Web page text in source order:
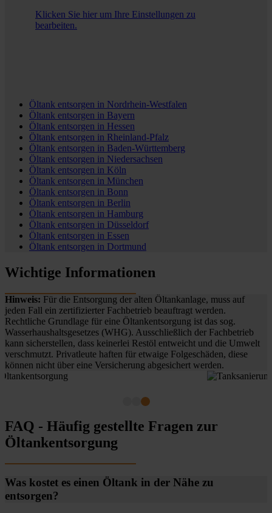
Klicken Sie hier um Ihre Einstellungen zu
bearbeiten.
Öltank entsorgen in Nordrhein-Westfalen
Öltank entsorgen in Bayern
Öltank entsorgen in Hessen
Öltank entsorgen in Rheinland-Pfalz
Öltank entsorgen in Baden-Württemberg
Öltank entsorgen in Niedersachsen
Öltank entsorgen in Köln
Öltank entsorgen in München
Öltank entsorgen in Bonn
Öltank entsorgen in Berlin
Öltank entsorgen in Hamburg
Öltank entsorgen in Düsseldorf
Öltank entsorgen in Essen
Öltank entsorgen in Dortmund
Wichtige Informationen
Hinweis: Für die Entsorgung der alten Öltankanlage, muss auf
jeden Fall ein zertifizierter Fachbetrieb beauftragt werden.
Rechtliche Grundlage für eine Öltankentsorgung ist das sog.
Wasserhaushaltsgesetzes (WHG). Ausschließlich der Fachbetrieb
kann sicherstellen, dass keinerlei Restöl entweicht und die Umwelt
verschmutzt. Privatleute haften für etwaige Folgeschäden, diese
können nicht über eine Versicherung abgesichert werden.
FAQ - Häufig gestellte Fragen zur
Öltankentsorgung
Was kostet es einen Öltank in der Nähe zu
entsorgen?